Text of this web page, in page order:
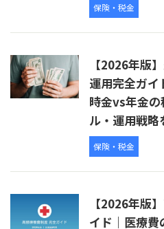
保険・税金
【2026年版
運用完全ガ
時金vs年金
ル・運用戦略
保険・税金
【2026年版
イド｜医療